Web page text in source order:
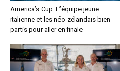
America’s Cup. L’équipe jeune
italienne et les néo-zélandais bien
partis pour aller en finale